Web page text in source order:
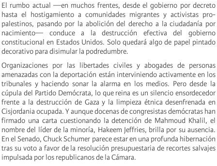
El rumbo actual —en muchos frentes, desde el gobierno por decreto
hasta el hostigamiento a comunidades migrantes y activistas pro-
palestinos, pasando por la abolición del derecho a la ciudadanía por
nacimiento— conduce a la destrucción efectiva del gobierno
constitucional en Estados Unidos. Solo quedará algo de papel pintado
decorativo para disimular la podredumbre.
Organizaciones por las libertades civiles y abogades de personas
amenazadas con la deportación están interviniendo activamente en los
tribunales y haciendo sonar la alarma en los medios. Pero desde la
cúpula del Partido Demócrata, lo que reina es un silencio ensordecedor
frente a la destrucción de Gaza y la limpieza étnica desenfrenada en
Cisjordania ocupada. Y aunque docenas de congresistas demócratas han
firmado una carta cuestionando la detención de Mahmoud Khalil, el
nombre del líder de la minoría, Hakeem Jeffries, brilla por su ausencia.
En el Senado, Chuck Schumer parece estar en una profunda hibernación
tras su voto a favor de la resolución presupuestaria de recortes salvajes
impulsada por los republicanos de la Cámara.